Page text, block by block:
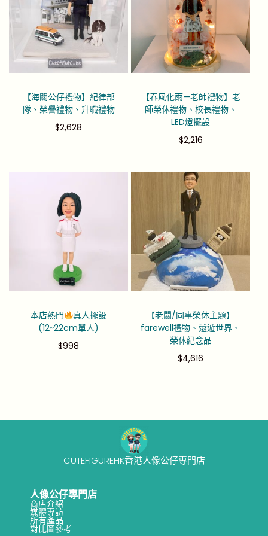
【海關公仔禮物】紀律部
隊、榮譽禮物、升職禮物
$2,628
【春風化雨—老師禮物】老
師榮休禮物、校長禮物、
LED燈擺設
$2,216
本店熱門
真人擺設
(12~22cm單人)
$998
【老闆/同事榮休主題】
farewell禮物、還遊世界、
榮休紀念品
$4,616
CUTEFIGUREHK香港人像公仔專門店
人像公仔專門店
商店介紹
媒體專訪
所有產品
對比圖參考